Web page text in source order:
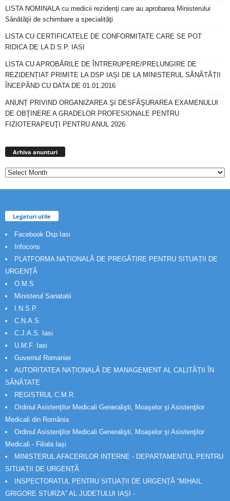
LISTA NOMINALA cu medicii rezidenţi care au aprobarea Ministerului
Sănătăţii de schimbare a specialităţi
LISTA CU CERTIFICATELE DE CONFORMITATE CARE SE POT
RIDICA DE LA D.S.P. IASI
LISTA CU APROBĂRILE DE ÎNTRERUPERE/PRELUNGIRE DE
REZIDENȚIAT PRIMITE LA DSP IAȘI DE LA MINISTERUL SĂNĂTĂȚII
ÎNCEPÂND CU DATA DE 01.01.2016
ANUNȚ PRIVIND ORGANIZAREA ŞI DESFĂŞURAREA EXAMENULUI
DE OBŢINERE A GRADELOR PROFESIONALE PENTRU
FIZIOTERAPEUŢI PENTRU ANUL 2026
Arhiva anunturi
Legaturi utile
Facebook Dsp Iasi
Infocons
PLATFORMA NAȚIONALĂ DE PREGĂTIRE PENTRU SITUAȚII DE
URGENȚĂ
O.M.S
Ministerul Sanatatii
I.N.S.P.
C.N.A.S.
C.J.A.S. Iasi
U.M.F. Iasi
Guvernul Romaniei
AUTORITATEA NAȚIONALĂ DE MANAGEMENT AL CALITĂȚII ÎN
SĂNĂTATE
REGISTRUL C.M.R.
Ordinul Asistenţilor Medicali Generalişti, Moaşelor şi Asistenţilor
Medicali din România
Ordinul Asistenţilor Medicali Generalişti, Moaşelor şi Asistenţilor
Medicali - Filiala Iași
MINISTERUL AFACERILOR INTERNE - DEPARTAMENTUL PENTRU
SITUAȚII DE URGENȚĂ
INSPECTORATUL PENTRU SITUAȚII DE URGENȚĂ “MIHAIL
GRIGORE STURZA” AL JUDETULUI IAȘI -